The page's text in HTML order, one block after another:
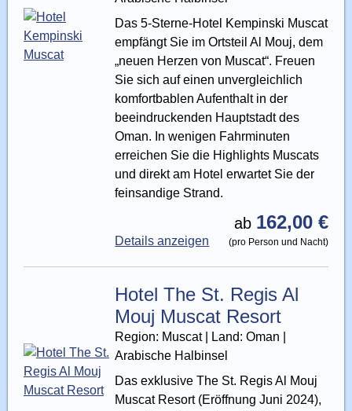
Das 5-Sterne-Hotel Kempinski Muscat
empfängt Sie im Ortsteil Al Mouj, dem
„neuen Herzen von Muscat“. Freuen
Sie sich auf einen unvergleichlich
komfortbablen Aufenthalt in der
beeindruckenden Hauptstadt des
Oman. In wenigen Fahrminuten
erreichen Sie die Highlights Muscats
und direkt am Hotel erwartet Sie der
feinsandige Strand.
ab 162,00 €
(pro Person und Nacht)
Details anzeigen
Hotel The St. Regis Al
Mouj Muscat Resort
Region: Muscat | Land: Oman |
Arabische Halbinsel
Das exklusive The St. Regis Al Mouj
Muscat Resort (Eröffnung Juni 2024),